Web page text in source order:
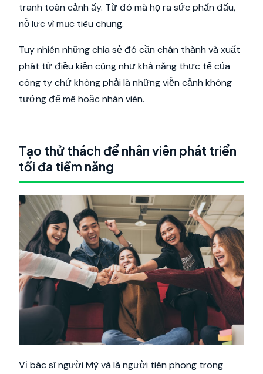
tranh toàn cảnh ấy. Từ đó mà họ ra sức phấn đấu,
nỗ lực vì mục tiêu chung.
Tuy nhiên những chia sẻ đó cần chân thành và xuất
phát từ điều kiện cũng như khả năng thực tế của
công ty chứ không phải là những viễn cảnh không
tưởng để mê hoặc nhân viên.
Tạo thử thách để nhân viên phát triển
tối đa tiềm năng
Vị bác sĩ người Mỹ và là người tiên phong trong